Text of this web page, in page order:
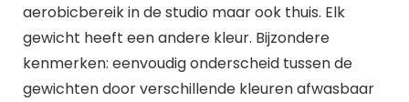
aerobicbereik in de studio maar ook thuis. Elk
gewicht heeft een andere kleur. Bijzondere
kenmerken: eenvoudig onderscheid tussen de
gewichten door verschillende kleuren afwasbaar